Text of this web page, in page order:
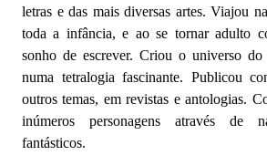
letras e das mais diversas artes. Viajou
toda a infância, e ao se tornar adulto
sonho de escrever. Criou o universo
numa tetralogia fascinante. Publicou
outros temas, em revistas e antologias.
inúmeros personagens através de
fantásticos.